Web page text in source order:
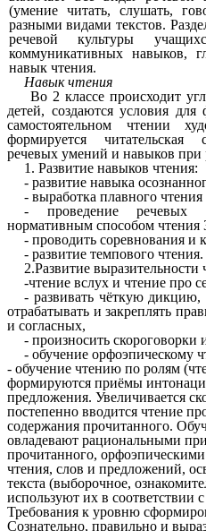
(умение читать, слушать,
разными видами текстов.
речевой культуры
коммуникативных навыков,
навык чтения.
Навык чтения
Во 2 классе происходит
детей, создаются условия
самостоятельном чтении
формируется читательская
речевых умений и навыков при
1. Развитие навыков чтения:
- развитие навыка
- выработка плавного
- проведение речевых
нормативным способом чтения
- проводить соревнования и
- развитие темпового чтения.
2.Развитие выразительности
-чтение вслух и чтение про
- развивать чёткую дикцию,
отрабатывать и закреплять
и согласных,
- произносить скороговорки
- обучение орфоэпическому
- обучение чтению по ролям
формируются приёмы
предложения. Увеличивается
постепенно вводится чтение
содержания прочитанного.
овладевают рациональными
прочитанного,
чтения, слов и предложений,
текста (выборочное,
используют их в соответствии
Требования к уровню
Сознательно, правильно и